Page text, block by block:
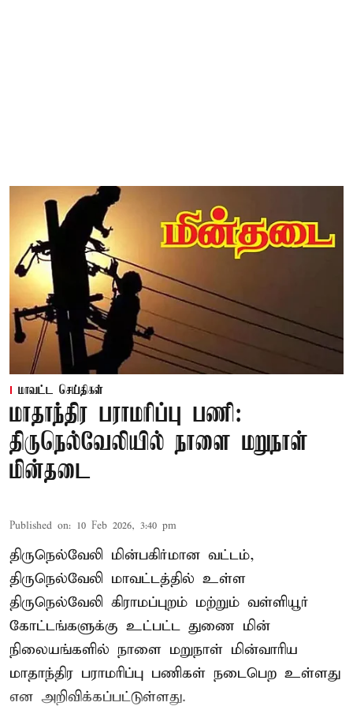
மாவட்ட செய்திகள்
மாதாந்திர பராமரிப்பு பணி:
திருநெல்வேலியில் நாளை மறுநாள்
மின்தடை
Published on: 10 Feb 2026, 3:40 pm
திருநெல்வேலி மின்பகிர்மான வட்டம்,
திருநெல்வேலி மாவட்டத்தில் உள்ள
திருநெல்வேலி கிராமப்புறம் மற்றும் வள்ளியூர்
கோட்டங்களுக்கு உட்பட்ட துணை மின்
நிலையங்களில் நாளை மறுநாள் மின்வாரிய
மாதாந்திர பராமரிப்பு பணிகள் நடைபெற உள்ளது
என அறிவிக்கப்பட்டுள்ளது.